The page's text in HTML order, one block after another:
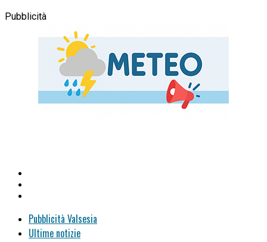
Pubblicità
Pubblicità Valsesia
Ultime notizie